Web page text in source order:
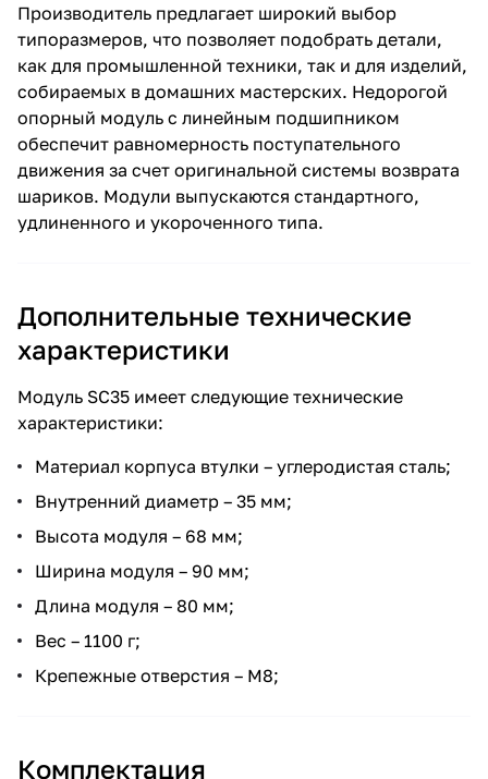
Производитель предлагает широкий выбор
типоразмеров, что позволяет подобрать детали,
как для промышленной техники, так и для изделий,
собираемых в домашних мастерских. Недорогой
опорный модуль с линейным подшипником
обеспечит равномерность поступательного
движения за счет оригинальной системы возврата
шариков. Модули выпускаются стандартного,
удлиненного и укороченного типа.
Дополнительные технические
характеристики
Модуль SC35 имеет следующие технические
характеристики:
Материал корпуса втулки – углеродистая сталь;
Внутренний диаметр – 35 мм;
Высота модуля – 68 мм;
Ширина модуля – 90 мм;
Длина модуля – 80 мм;
Вес – 1100 г;
Крепежные отверстия – М8;
Комплектация